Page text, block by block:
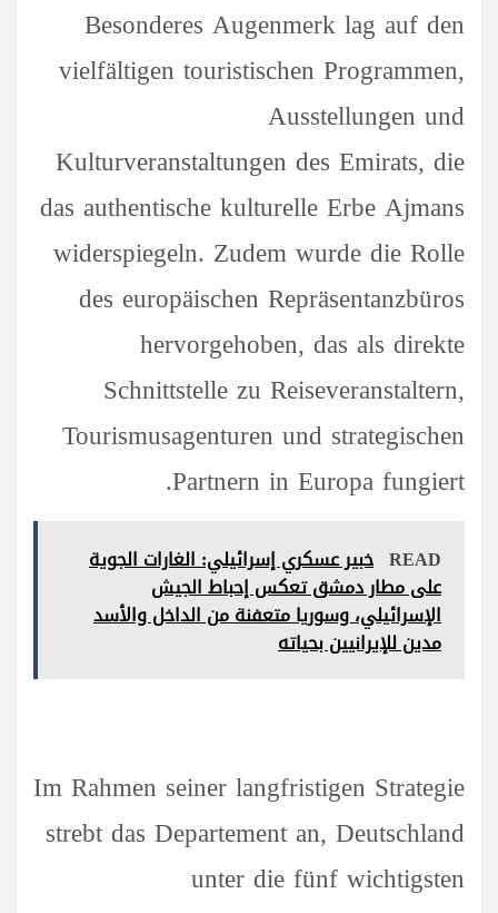
Besonderes Augenmerk lag auf den
vielfältigen touristischen Programmen,
Ausstellungen und
Kulturveranstaltungen des Emirats, die
das authentische kulturelle Erbe Ajmans
widerspiegeln. Zudem wurde die Rolle
des europäischen Repräsentanzbüros
hervorgehoben, das als direkte
Schnittstelle zu Reiseveranstaltern,
Tourismusagenturen und strategischen
Partnern in Europa fungiert.
READ خبير عسكري إسرائيلي: الغارات الجوية
على مطار دمشق تعكس إحباط الجيش
الإسرائيلي، وسوريا متعفنة من الداخل والأسد
مدين للإيرانيين بحياته
Im Rahmen seiner langfristigen Strategie
strebt das Departement an, Deutschland
unter die fünf wichtigsten